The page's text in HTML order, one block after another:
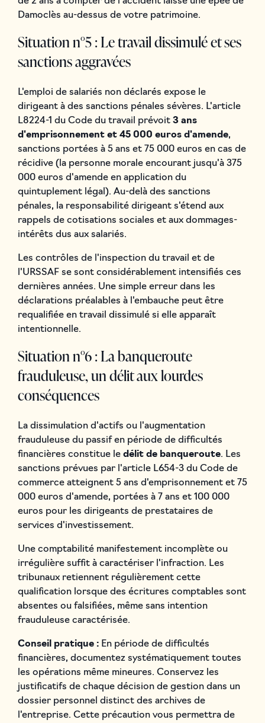
Damoclès au-dessus de votre patrimoine.
Situation n°5 : Le travail dissimulé et ses
sanctions aggravées
L'emploi de salariés non déclarés expose le
dirigeant à des sanctions pénales sévères. L'article
L8224-1 du Code du travail prévoit 3 ans
d'emprisonnement et 45 000 euros d'amende,
sanctions portées à 5 ans et 75 000 euros en cas de
récidive (la personne morale encourant jusqu'à 375
000 euros d'amende en application du
quintuplement légal). Au-delà des sanctions
pénales, la responsabilité dirigeant s'étend aux
rappels de cotisations sociales et aux dommages-
intérêts dus aux salariés.
Les contrôles de l'inspection du travail et de
l'URSSAF se sont considérablement intensifiés ces
dernières années. Une simple erreur dans les
déclarations préalables à l'embauche peut être
requalifiée en travail dissimulé si elle apparaît
intentionnelle.
Situation n°6 : La banqueroute
frauduleuse, un délit aux lourdes
conséquences
La dissimulation d'actifs ou l'augmentation
frauduleuse du passif en période de difficultés
financières constitue le délit de banqueroute. Les
sanctions prévues par l'article L654-3 du Code de
commerce atteignent 5 ans d'emprisonnement et 75
000 euros d'amende, portées à 7 ans et 100 000
euros pour les dirigeants de prestataires de
services d'investissement.
Une comptabilité manifestement incomplète ou
irrégulière suffit à caractériser l'infraction. Les
tribunaux retiennent régulièrement cette
qualification lorsque des écritures comptables sont
absentes ou falsifiées, même sans intention
frauduleuse caractérisée.
Conseil pratique :En période de difficultés
financières, documentez systématiquement toutes
les opérations même mineures. Conservez les
justificatifs de chaque décision de gestion dans un
dossier personnel distinct des archives de
l'entreprise. Cette précaution vous permettra de